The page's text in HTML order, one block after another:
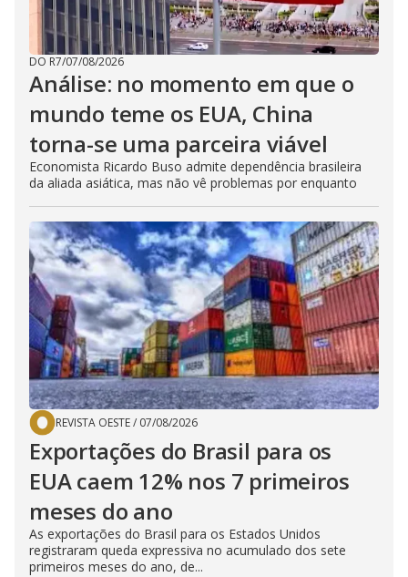
DO R7/07/08/2026
Análise: no momento em que o
mundo teme os EUA, China
torna-se uma parceira viável
Economista Ricardo Buso admite dependência brasileira
da aliada asiática, mas não vê problemas por enquanto
REVISTA OESTE/ 07/08/2026
Exportações do Brasil para os
EUA caem 12% nos 7 primeiros
meses do ano
As exportações do Brasil para os Estados Unidos
registraram queda expressiva no acumulado dos sete
primeiros meses do ano, de...